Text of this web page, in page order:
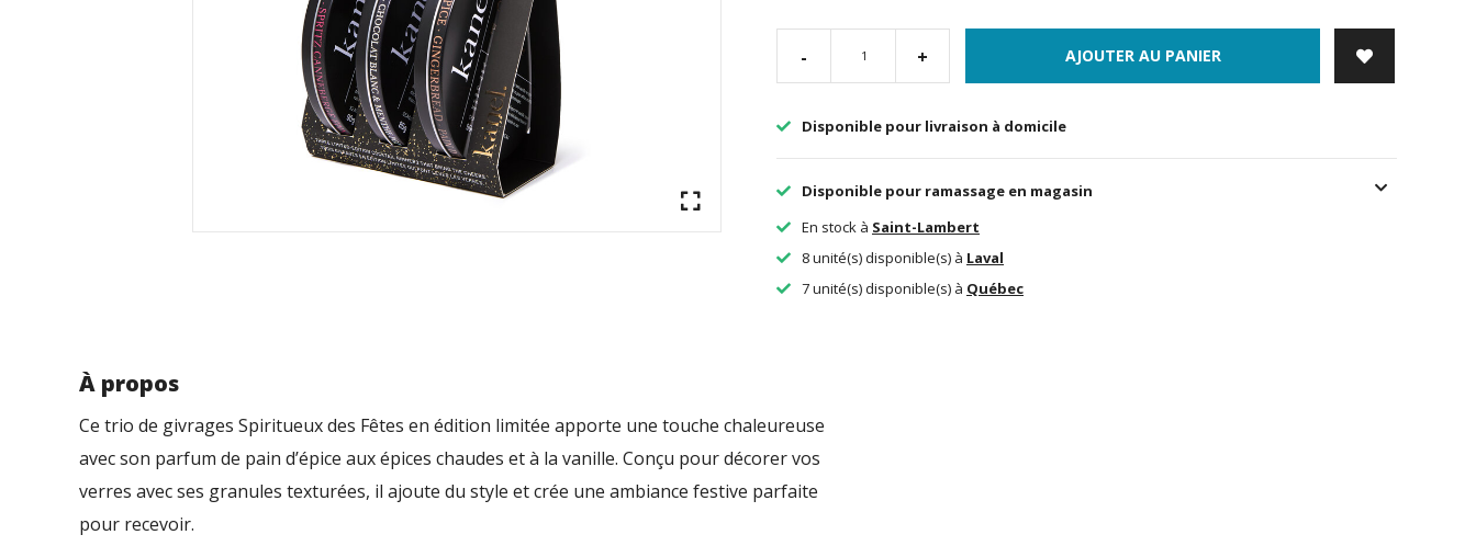
- + AJOUTER AU PANIER
Disponible pour livraison à domicile
Disponible pour ramassage en magasin
En stock à Saint-Lambert
8 unité(s) disponible(s) à Laval
7 unité(s) disponible(s) à Québec
À propos
Ce trio de givrages Spiritueux des Fêtes en édition limitée apporte une touche chaleureuse
avec son parfum de pain d’épice aux épices chaudes et à la vanille. Conçu pour décorer vos
verres avec ses granules texturées, il ajoute du style et crée une ambiance festive parfaite
pour recevoir.